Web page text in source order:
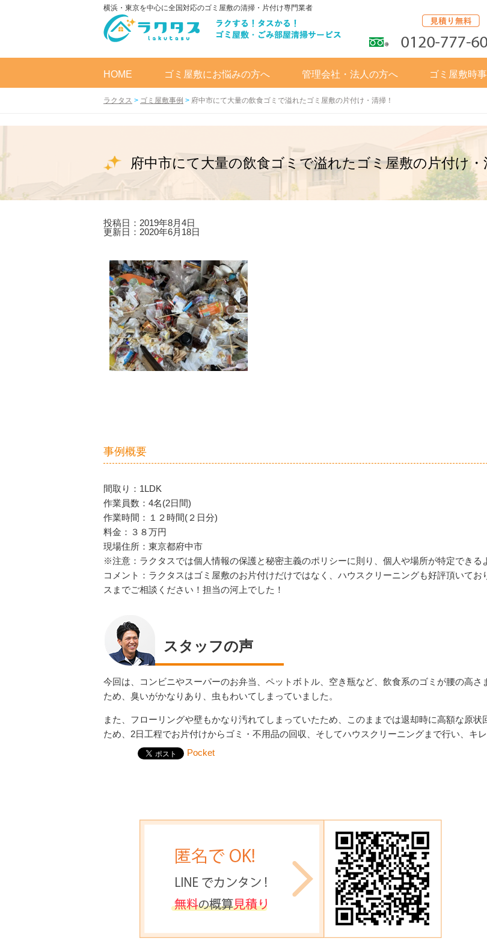
横浜・東京を中心に全国対応のゴミ屋敷の清掃・片付け専門業者
HOME ゴミ屋敷にお悩みの方へ 管理会社・法人の方へ ゴミ屋敷時
ラクタス > ゴミ屋敷事例 > 府中市にて大量の飲食ゴミで溢れたゴミ屋敷の片付け・清掃！
府中市にて大量の飲食ゴミで溢れたゴミ屋敷の片付け・
投稿日：2019年8月4日
更新日：2020年6月18日
事例概要
間取り：1LDK
作業員数：4名(2日間)
作業時間：１２時間(２日分)
料金：３８万円
現場住所：東京都府中市
※注意：ラクタスでは個人情報の保護と秘密主義のポリシーに則り、個人や場所が特定できる
コメント：ラクタスはゴミ屋敷のお片付けだけではなく、ハウスクリーニングも好評頂いて
スまでご相談ください！担当の河上でした！
スタッフの声
今回は、コンビニやスーパーのお弁当、ペットボトル、空き瓶など、飲食系のゴミが腰の高
ため、臭いがかなりあり、虫もわいてしまっていました。
また、フローリングや壁もかなり汚れてしまっていたため、このままでは退却時に高額な原
ため、2日工程でお片付けからゴミ・不用品の回収、そしてハウスクリーニングまで行い、キ
Pocket